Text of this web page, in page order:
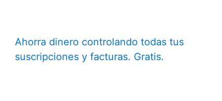
Ahorra dinero controlando todas tus
suscripciones y facturas. Gratis.